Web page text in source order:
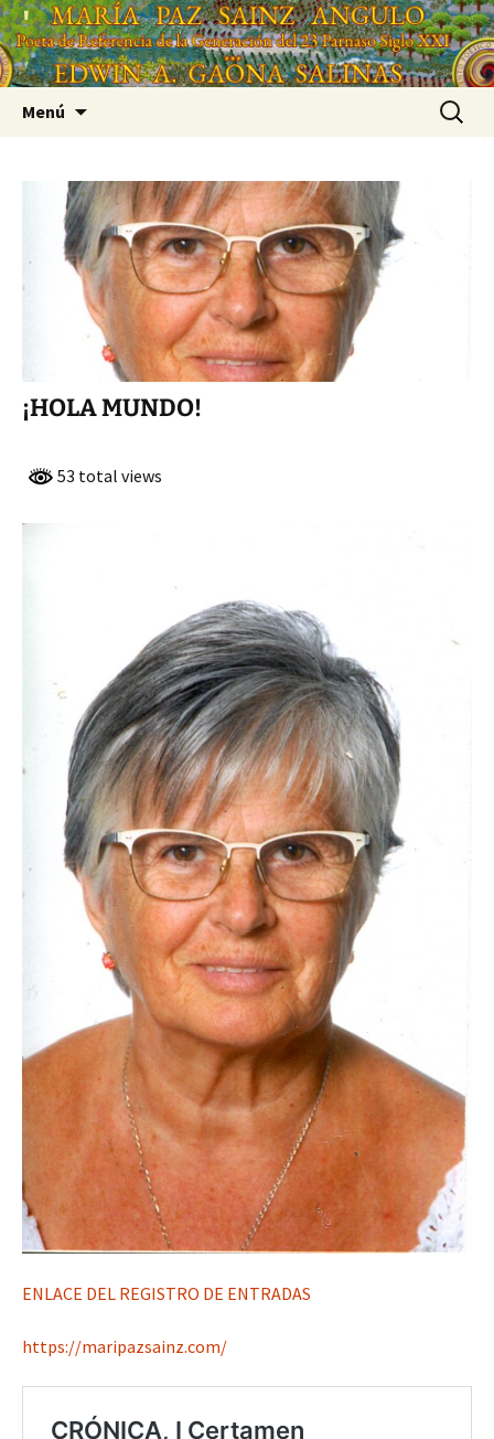
Saltar
al
contenido
'
'
Menú Buscar:
¡HOLA MUNDO!
53 total views
ENLACE DEL REGISTRO DE ENTRADAS
https://maripazsainz.com/